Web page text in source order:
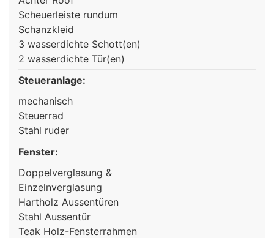
Scheuerleiste rundum
Schanzkleid
3 wasserdichte Schott(en)
2 wasserdichte Tür(en)
Steueranlage:
mechanisch
Steuerrad
Stahl ruder
Fenster:
Doppelverglasung &
Einzelnverglasung
Hartholz Aussentüren
Stahl Aussentür
Teak Holz-Fensterrahmen